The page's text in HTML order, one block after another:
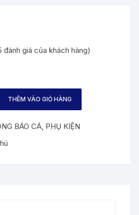
đánh giá của khách hàng)
THÊM VÀO GIỎ HÀNG
BÁO CÁ, PHỤ KIỆN